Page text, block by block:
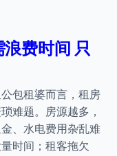
费时间 只
包租婆而言，租房
难题。房源越多，
、水电费用杂乱难
时间；租客拖欠